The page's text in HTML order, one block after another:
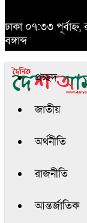
ঢাকা ০৭:৩৩
বঙ্গাব্দ
প্রচ্ছদ
জাতীয়
অর্থনীতি
রাজনীতি
আন্তর্জাতিক